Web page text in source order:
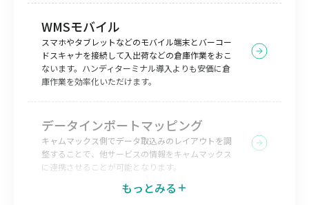
WMSモバイル
スマホやタブレットなどのモバイル端末とバーコー
ドスキャナを接続して入出荷などの倉庫作業をおこ
ないます。ハンディターミナル導入よりも安価に倉
庫作業を効率化いただけます。
データインポートマッピング
キャムマックス側でデータ取込みのレイアウトを調
整することで、他サービスの情報をキャムマックス
に連携させることが可能となります。
もっとみる